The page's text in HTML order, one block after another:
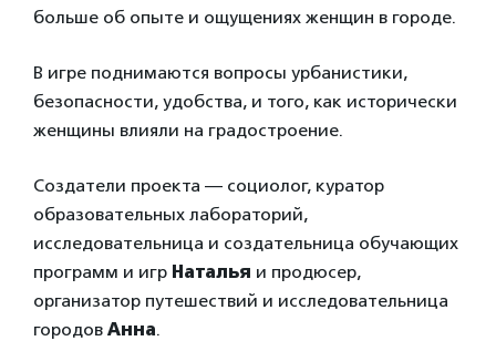
больше об опыте и ощущениях женщин в городе.
В игре поднимаются вопросы урбанистики,
безопасности, удобства, и того, как исторически
женщины влияли на градостроение.
Создатели проекта — социолог, куратор
образовательных лабораторий,
исследовательница и создательница обучающих
программ и игр Наталья и продюсер,
организатор путешествий и исследовательница
городов Анна.